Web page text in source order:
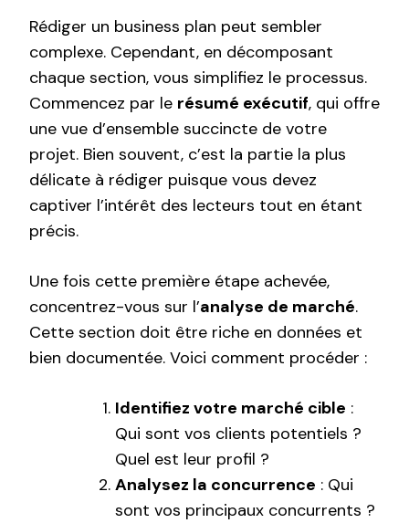
Rédiger un business plan peut sembler
complexe. Cependant, en décomposant
chaque section, vous simplifiez le processus.
Commencez par le résumé exécutif, qui offre
une vue d’ensemble succincte de votre
projet. Bien souvent, c’est la partie la plus
délicate à rédiger puisque vous devez
captiver l’intérêt des lecteurs tout en étant
précis.
Une fois cette première étape achevée,
concentrez-vous sur l’analyse de marché.
Cette section doit être riche en données et
bien documentée. Voici comment procéder :
Identifiez votre marché cible :
Qui sont vos clients potentiels ?
Quel est leur profil ?
Analysez la concurrence : Qui
sont vos principaux concurrents ?